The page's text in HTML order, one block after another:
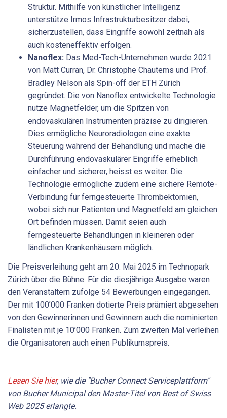
Struktur. Mithilfe von künstlicher Intelligenz
unterstütze Irmos Infrastrukturbesitzer dabei,
sicherzustellen, dass Eingriffe sowohl zeitnah als
auch kosteneffektiv erfolgen.
Nanoflex: Das Med-Tech-Unternehmen wurde 2021
von Matt Curran, Dr. Christophe Chautems und Prof.
Bradley Nelson als Spin-off der ETH Zürich
gegründet. Die von Nanoflex entwickelte Technologie
nutze Magnetfelder, um die Spitzen von
endovaskulären Instrumenten präzise zu dirigieren.
Dies ermögliche Neuroradiologen eine exakte
Steuerung während der Behandlung und mache die
Durchführung endovaskulärer Eingriffe erheblich
einfacher und sicherer, heisst es weiter. Die
Technologie ermögliche zudem eine sichere Remote-
Verbindung für ferngesteuerte Thrombektomien,
wobei sich nur Patienten und Magnetfeld am gleichen
Ort befinden müssen. Damit seien auch
ferngesteuerte Behandlungen in kleineren oder
ländlichen Krankenhäusern möglich.
Die Preisverleihung geht am 20. Mai 2025 im Technopark
Zürich über die Bühne. Für die diesjährige Ausgabe waren
den Veranstaltern zufolge 54 Bewerbungen eingegangen.
Der mit 100’000 Franken dotierte Preis prämiert abgesehen
von den Gewinnerinnen und Gewinnern auch die nominierten
Finalisten mit je 10’000 Franken. Zum zweiten Mal verleihen
die Organisatoren auch einen Publikumspreis.
Lesen Sie hier, wie die "Bucher Connect Serviceplattform"
von Bucher Municipal den Master-Titel von Best of Swiss
Web 2025 erlangte.